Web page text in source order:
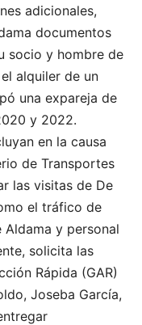
adicionales,
documentos
socio y hombre de
alquiler de un
una expareja de
y 2022.
en la causa
de Transportes
las visitas de De
el tráfico de
Aldama y personal
solicita las
Rápida (GAR)
Joseba García,